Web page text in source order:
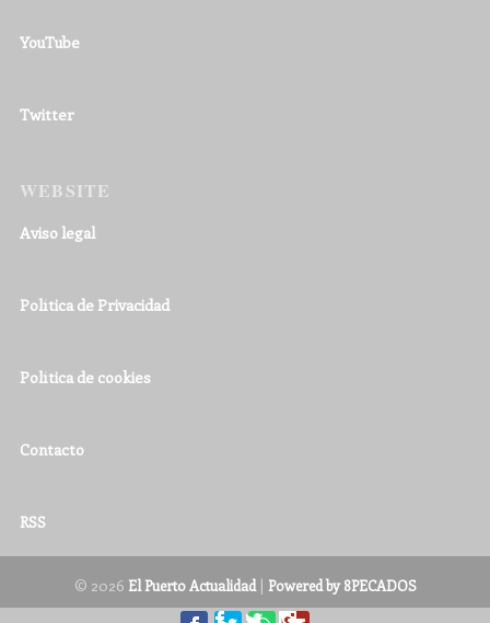
YouTube
Twitter
WEBSITE
Aviso legal
Política de Privacidad
Política de cookies
Contacto
RSS
© 2026 El Puerto Actualidad| Powered by 8PECADOS